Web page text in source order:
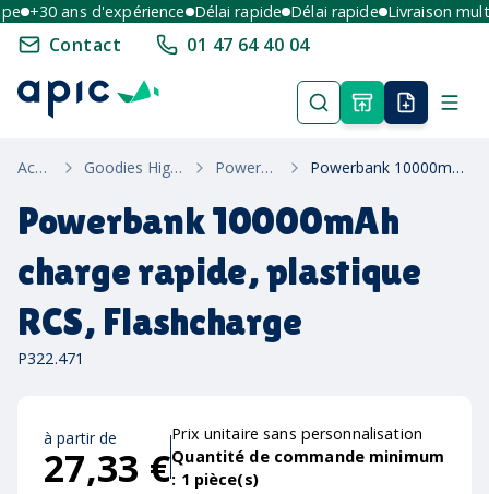
+30 ans d'expérience Délai rapide Délai rapide Livraison multi-
Contact 01 47 64 40 04
Accueil Goodies High-Tech Powerbanks Powerbank 10000mAh charge rapide, plastique RCS, Flashcharge
Powerbank 10000mAh
charge rapide, plastique
RCS, Flashcharge
P322.471
à partir de
27,33 €
Prix unitaire sans personnalisation
Quantité de commande minimum
: 1 pièce(s)